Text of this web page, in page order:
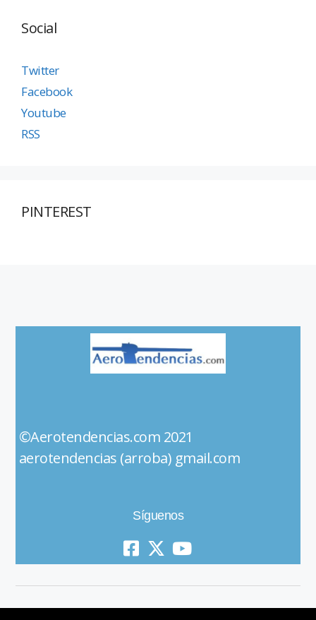
Social
Twitter
Facebook
Youtube
RSS
PINTEREST
©Aerotendencias.com 2021
aerotendencias (arroba) gmail.com
Síguenos